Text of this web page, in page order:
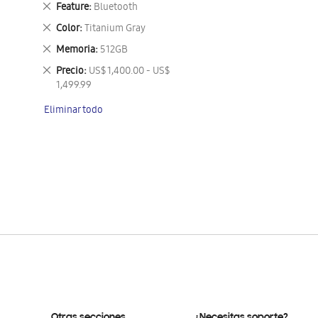
Feature Bluetooth
Eliminar
este
artículo
Color Titanium Gray
Eliminar
este
artículo
Memoria 512GB
Eliminar
este
artículo
Precio US$ 1,400.00 - US$
1,499.99
Eliminar
este
Eliminar todo